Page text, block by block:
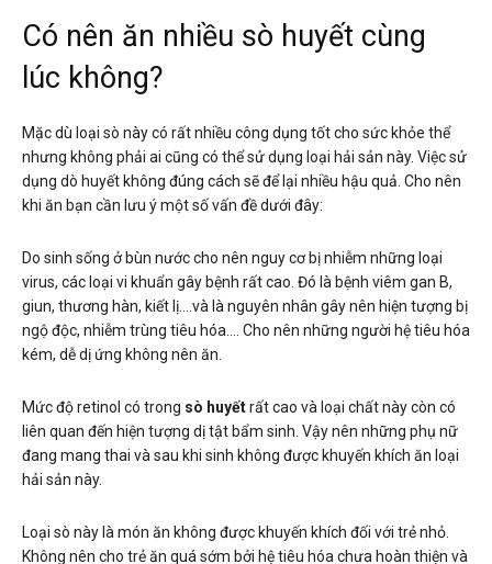
Có nên ăn nhiều sò huyết cùng
lúc không?
Mặc dù loại sò này có rất nhiều công dụng tốt cho sức khỏe thể
nhưng không phải ai cũng có thể sử dụng loại hải sản này. Việc sử
dụng dò huyết không đúng cách sẽ để lại nhiều hậu quả. Cho nên
khi ăn bạn cần lưu ý một số vấn đề dưới đây:
Do sinh sống ở bùn nước cho nên nguy cơ bị nhiễm những loại
virus, các loại vi khuẩn gây bệnh rất cao. Đó là bệnh viêm gan B,
giun, thương hàn, kiết lị….và là nguyên nhân gây nên hiện tượng bị
ngộ độc, nhiễm trùng tiêu hóa…. Cho nên những người hệ tiêu hóa
kém, dễ dị ứng không nên ăn.
Mức độ retinol có trong sò huyếtrất cao và loại chất này còn có
liên quan đến hiện tượng dị tật bẩm sinh. Vậy nên những phụ nữ
đang mang thai và sau khi sinh không được khuyến khích ăn loại
hải sản này.
Loại sò này là món ăn không được khuyến khích đối với trẻ nhỏ.
Không nên cho trẻ ăn quá sớm bởi hệ tiêu hóa chưa hoàn thiện và